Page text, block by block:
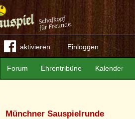
aktivieren Einloggen
Forum Ehrentribüne Kalender
Münchner Sauspielrunde